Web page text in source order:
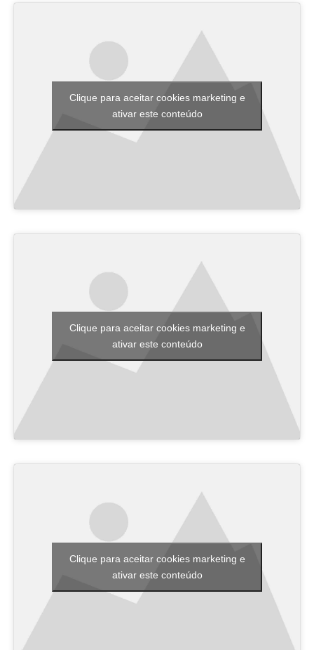
Clique para aceitar cookies marketing e
ativar este conteúdo
Clique para aceitar cookies marketing e
ativar este conteúdo
Clique para aceitar cookies marketing e
ativar este conteúdo